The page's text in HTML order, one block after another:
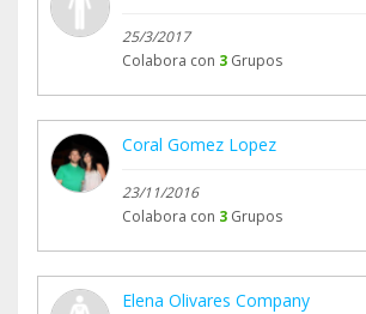
25/3/2017
Colabora con 3 Grupos
Coral Gomez Lopez
23/11/2016
Colabora con 3 Grupos
Elena Olivares Company